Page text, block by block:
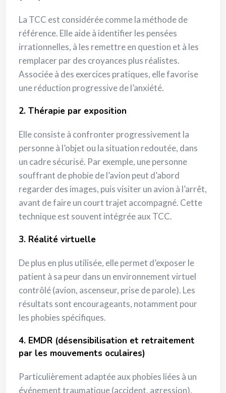
La TCC est considérée comme la méthode de
référence. Elle aide à identifier les pensées
irrationnelles, à les remettre en question et à les
remplacer par des croyances plus réalistes.
Associée à des exercices pratiques, elle favorise
une réduction progressive de l’anxiété.
2. Thérapie par exposition
Elle consiste à confronter progressivement la
personne à l’objet ou la situation redoutée, dans
un cadre sécurisé. Par exemple, une personne
souffrant de phobie de l’avion peut d’abord
regarder des images, puis visiter un avion à l’arrêt,
avant de faire un court trajet accompagné. Cette
technique est souvent intégrée aux TCC.
3. Réalité virtuelle
De plus en plus utilisée, elle permet d’exposer le
patient à sa peur dans un environnement virtuel
contrôlé (avion, ascenseur, prise de parole). Les
résultats sont encourageants, notamment pour
les phobies spécifiques.
4. EMDR (désensibilisation et retraitement
par les mouvements oculaires)
Particulièrement adaptée aux phobies liées à un
événement traumatique (accident, agression),